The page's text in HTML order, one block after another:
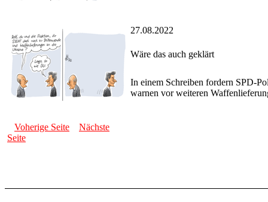
27.08.2022
Wäre das auch geklärt
In einem Schreiben fordern SPD-
warnen vor weiteren
Voherige Seite
Nächste
Seite